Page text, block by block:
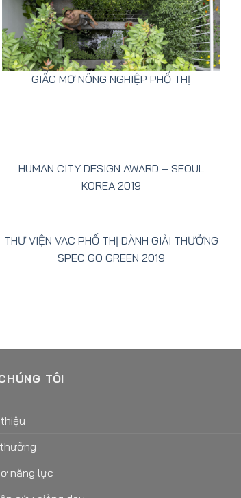
GIẤC MƠ NÔNG NGHIỆP PHỐ THỊ
HUMAN CITY DESIGN AWARD – SEOUL
KOREA 2019
THƯ VIỆN VAC PHỐ THỊ DÀNH GIẢI THƯỞNG
SPEC GO GREEN 2019
TÔI
năng lực